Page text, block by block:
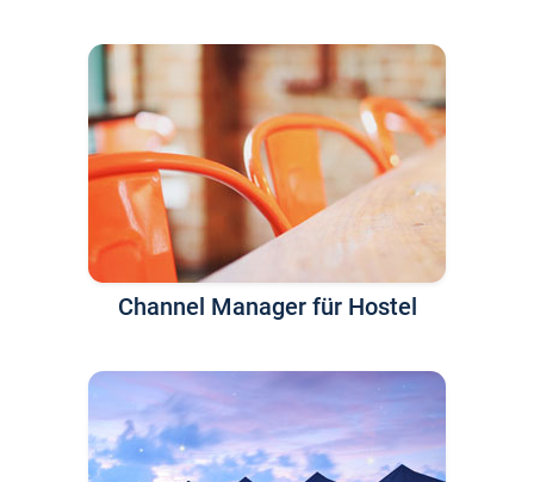
Channel Manager für Hostel